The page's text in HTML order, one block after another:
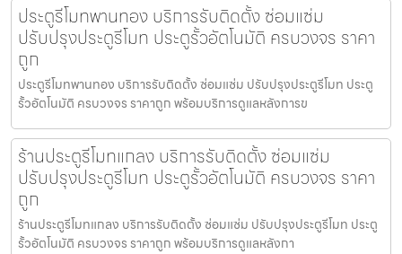
ประตูรีโมทพานทอง บริการรับติดตั้ง ซ่อมแซ่ม
ปรับปรุงประตูรีโมท ประตูรั้วอัตโนมัติ ครบวงจร ราคา
ถูก
ประตูรีโมทพานทอง บริการรับติดตั้ง ซ่อมแซ่ม ปรับปรุงประตูรีโมท ประตู
รั้วอัตโนมัติ ครบวงจร ราคาถูก พร้อมบริการดูแลหลังการข
ร้านประตูรีโมทแกลง บริการรับติดตั้ง ซ่อมแซ่ม
ปรับปรุงประตูรีโมท ประตูรั้วอัตโนมัติ ครบวงจร ราคา
ถูก
ร้านประตูรีโมทแกลง บริการรับติดตั้ง ซ่อมแซ่ม ปรับปรุงประตูรีโมท ประตู
รั้วอัตโนมัติ ครบวงจร ราคาถูก พร้อมบริการดูแลหลังกา